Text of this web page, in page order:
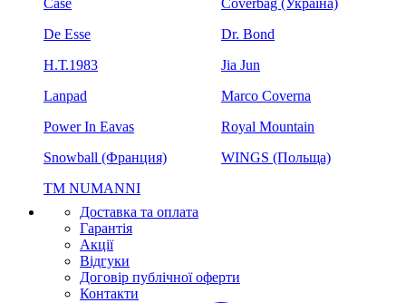
Case
Coverbag (Україна)
De Esse
Dr. Bond
H.Т.1983
Jia Jun
Lanpad
Marco Coverna
Power In Eavas
Royal Mountain
Snowball (Франция)
WINGS (Польща)
ТМ NUMANNI
Доставка та оплата
Гарантія
Акції
Відгуки
Договір публічної оферти
Контакти